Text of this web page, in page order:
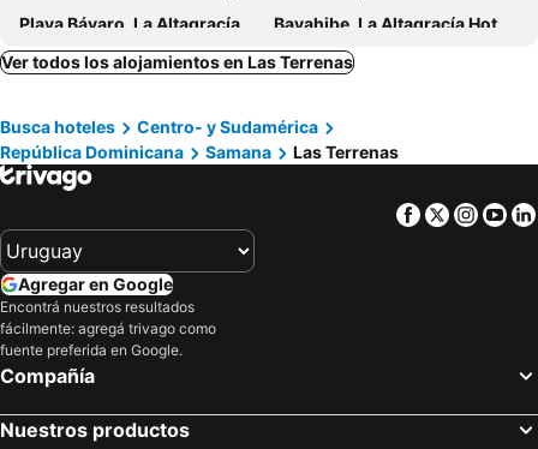
Playa Bávaro, La Altagracía Hoteles
Bayahibe, La Altagracía Hoteles
Puerto Plata, Puerto Plata Hoteles
San Rafael del Yuma, La Altagracía Hoteles
Ver todos los alojamientos en Las Terrenas
Busca hoteles
Centro- y Sudamérica
República Dominicana
Samana Las Terrenas
Facebook
Twitter
Agregar en Google
Encontrá nuestros resultados
fácilmente: agregá trivago como
fuente preferida en Google.
Compañía
Nuestros productos